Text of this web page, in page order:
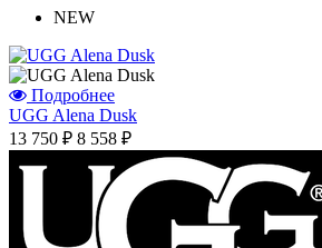
NEW
Подробнее
UGG Alena Dusk
13 750 ₽ 8 558 ₽